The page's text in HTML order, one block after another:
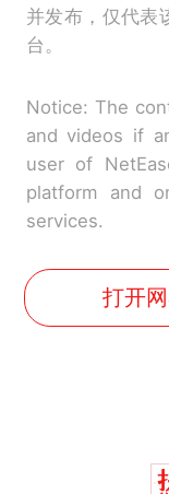
并发布，仅代表
台。
Notice: The
and videos if
user of
platform and
services.
打开